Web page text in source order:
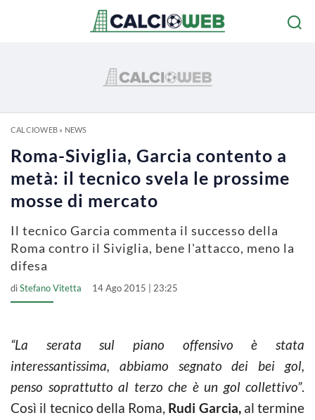
CALCIOWEB» NEWS
Roma-Siviglia, Garcia contento a
metà: il tecnico svela le prossime
mosse di mercato
Il tecnico Garcia commenta il successo della
Roma contro il Siviglia, bene l'attacco, meno la
difesa
diStefano Vitetta 14 Ago 2015 | 23:25
“La serata sul piano offensivo è stata
interessantissima, abbiamo segnato dei bei gol,
penso soprattutto al terzo che è un gol collettivo”.
Così il tecnico della Roma, Rudi Garcia,al termine